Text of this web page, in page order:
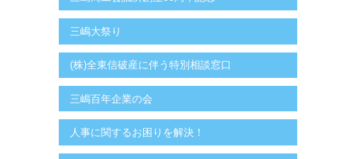
三嶋大祭り
(株)全東信破産に伴う特別相談窓口
三嶋百年企業の会
人事に関するお困りを解決！